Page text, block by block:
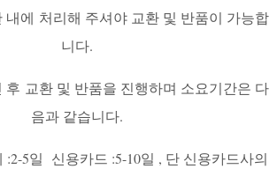
내에 처리해 주셔야 교환 및 반품이 가능합
니다.
후 교환 및 반품을 진행하며 소요기간은 다
음과 같습니다.
:2-5일 신용카드 :5-10일 , 단 신용카드사의